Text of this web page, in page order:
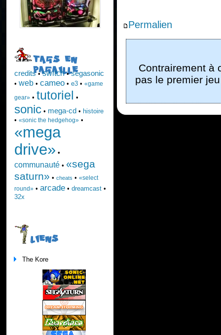
Permalien
Contrairement à
pas le premier
TAGS EN
PAGAILLE
credits•switch•segasonic
• web• cameo• e3• «game
gear»• tutoriel •
sonic• mega-cd • histoire
• «sonic the hedgehog»•
«mega
drive» •
communauté• «sega
saturn» • cheats • «select
round»• arcade• dreamcast•
32x
LIENS
The Kore